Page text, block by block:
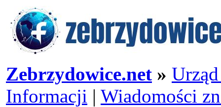
Zebrzydowice.net »
Informacji | Wiadomości